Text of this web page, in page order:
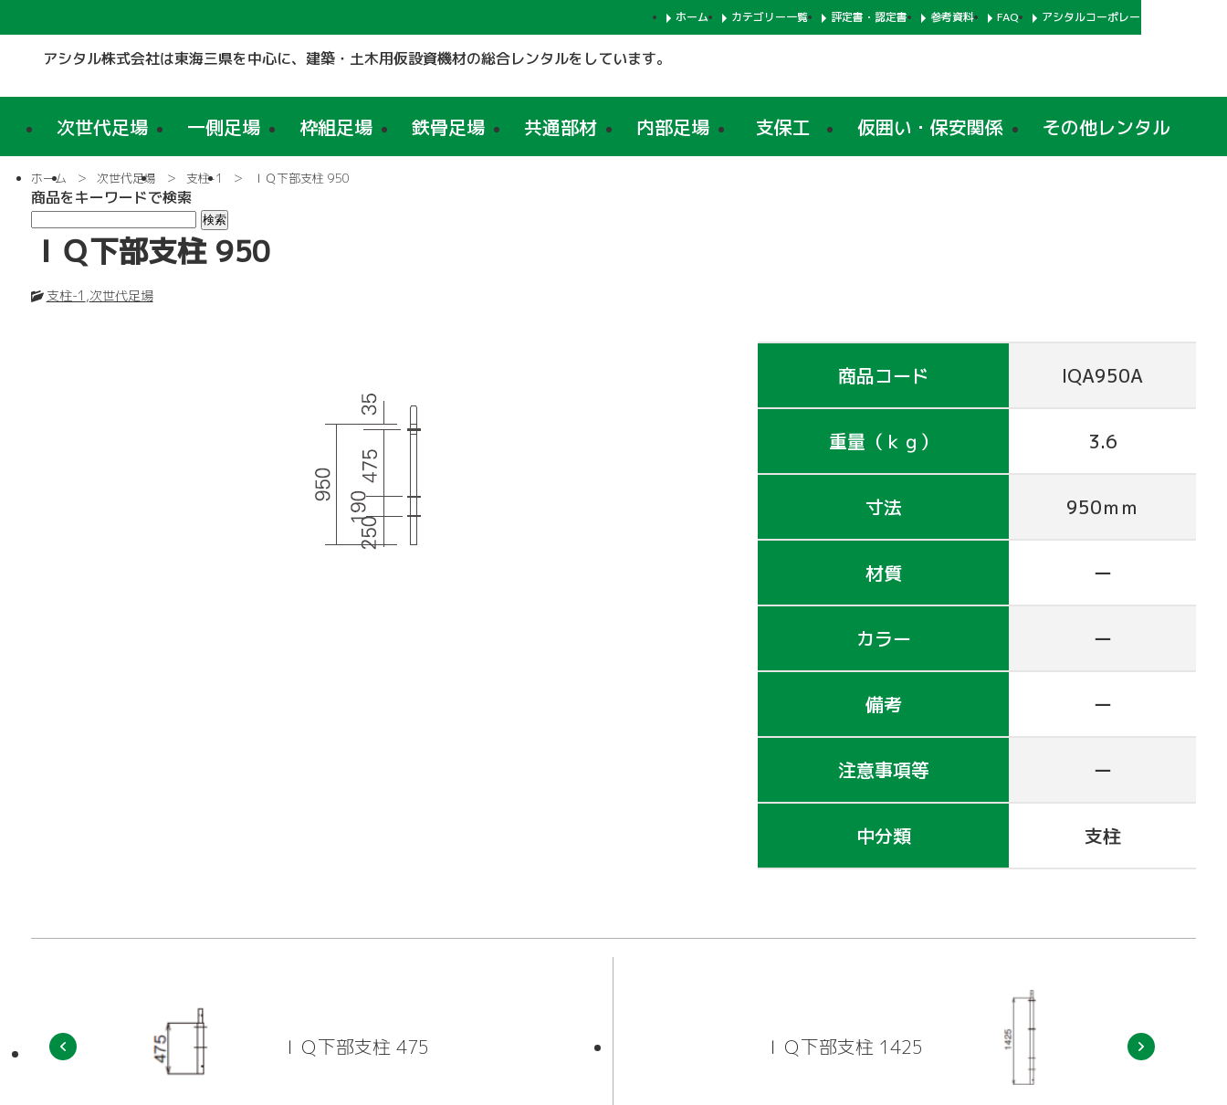
アシタル株式会社は東海三県を中心に、 建築・土木用仮設資機材の総合レンタルをしています。
次世代足場 一側足場 枠組足場 鉄骨足場 共通部材 内部足場 支保工 仮囲い・保安関係 その他レンタル
ホーム カテゴリー一覧 評定書・認定書 参考資料 FAQ アシタルコーポレートサイト
ホーム 次世代足場 支柱-1 ＩＱ下部支柱 950
商品をキーワードで検索
ＩＱ下部支柱 950
次世代足場
,
支柱-1
商品コード IQA950A
重量（ｋｇ） 3.6
寸法 950ｍｍ
材質 ー
カラー ー
備考 ー
注意事項等 ー
中分類 支柱
ＩＱ下部支柱 475 ＩＱ下部支柱 1425